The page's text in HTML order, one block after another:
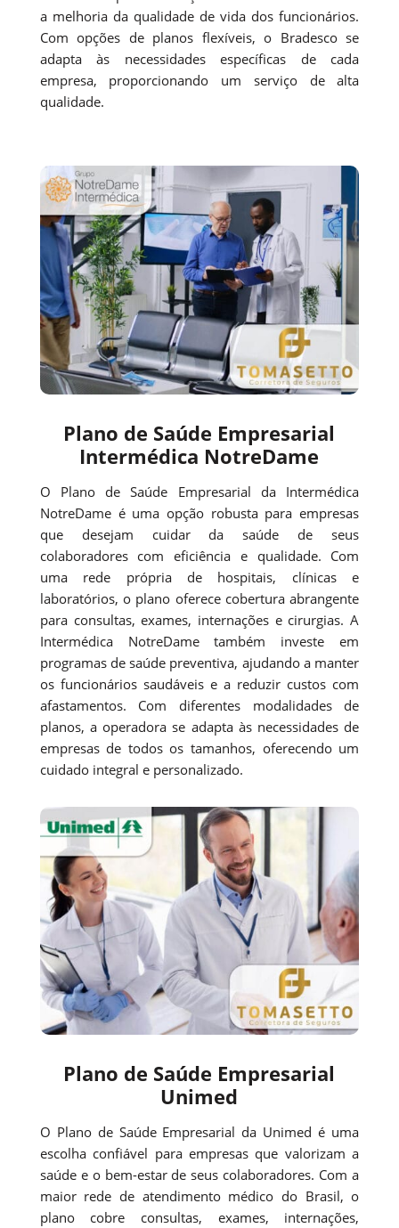
a melhoria da qualidade de vida dos funcionários.
Com opções de planos flexíveis, o Bradesco se
adapta às necessidades específicas de cada
empresa, proporcionando um serviço de alta
qualidade.
Plano de Saúde Empresarial
Intermédica NotreDame
O Plano de Saúde Empresarial da Intermédica
NotreDame é uma opção robusta para empresas
que desejam cuidar da saúde de seus
colaboradores com eficiência e qualidade. Com
uma rede própria de hospitais, clínicas e
laboratórios, o plano oferece cobertura abrangente
para consultas, exames, internações e cirurgias. A
Intermédica NotreDame também investe em
programas de saúde preventiva, ajudando a manter
os funcionários saudáveis e a reduzir custos com
afastamentos. Com diferentes modalidades de
planos, a operadora se adapta às necessidades de
empresas de todos os tamanhos, oferecendo um
cuidado integral e personalizado.
Plano de Saúde Empresarial
Unimed
O Plano de Saúde Empresarial da Unimed é uma
escolha confiável para empresas que valorizam a
saúde e o bem-estar de seus colaboradores. Com a
maior rede de atendimento médico do Brasil, o
plano cobre consultas, exames, internações,